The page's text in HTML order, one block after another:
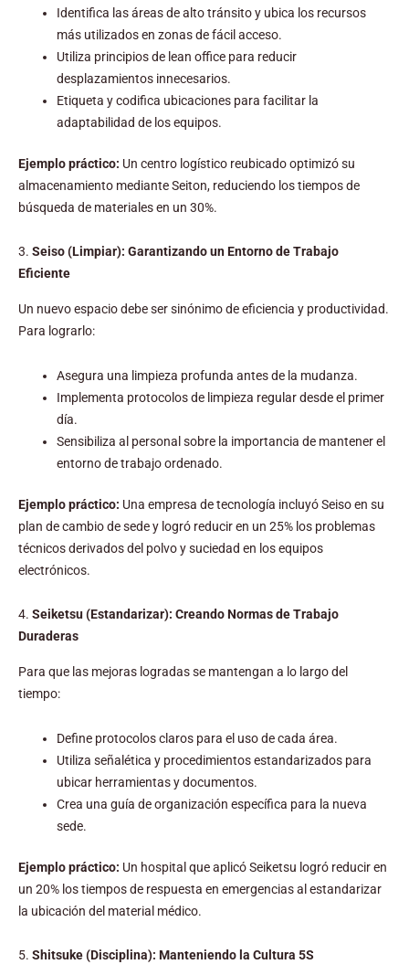
Identifica las áreas de alto tránsito y ubica los recursos
más utilizados en zonas de fácil acceso.
Utiliza principios de lean office para reducir
desplazamientos innecesarios.
Etiqueta y codifica ubicaciones para facilitar la
adaptabilidad de los equipos.
Ejemplo práctico: Un centro logístico reubicado optimizó su
almacenamiento mediante Seiton, reduciendo los tiempos de
búsqueda de materiales en un 30%.
3. Seiso (Limpiar): Garantizando un Entorno de Trabajo
Eficiente
Un nuevo espacio debe ser sinónimo de eficiencia y productividad.
Para lograrlo:
Asegura una limpieza profunda antes de la mudanza.
Implementa protocolos de limpieza regular desde el primer
día.
Sensibiliza al personal sobre la importancia de mantener el
entorno de trabajo ordenado.
Ejemplo práctico: Una empresa de tecnología incluyó Seiso en su
plan de cambio de sede y logró reducir en un 25% los problemas
técnicos derivados del polvo y suciedad en los equipos
electrónicos.
4. Seiketsu (Estandarizar): Creando Normas de Trabajo
Duraderas
Para que las mejoras logradas se mantengan a lo largo del
tiempo:
Define protocolos claros para el uso de cada área.
Utiliza señalética y procedimientos estandarizados para
ubicar herramientas y documentos.
Crea una guía de organización específica para la nueva
sede.
Ejemplo práctico: Un hospital que aplicó Seiketsu logró reducir en
un 20% los tiempos de respuesta en emergencias al estandarizar
la ubicación del material médico.
5. Shitsuke (Disciplina): Manteniendo la Cultura 5S